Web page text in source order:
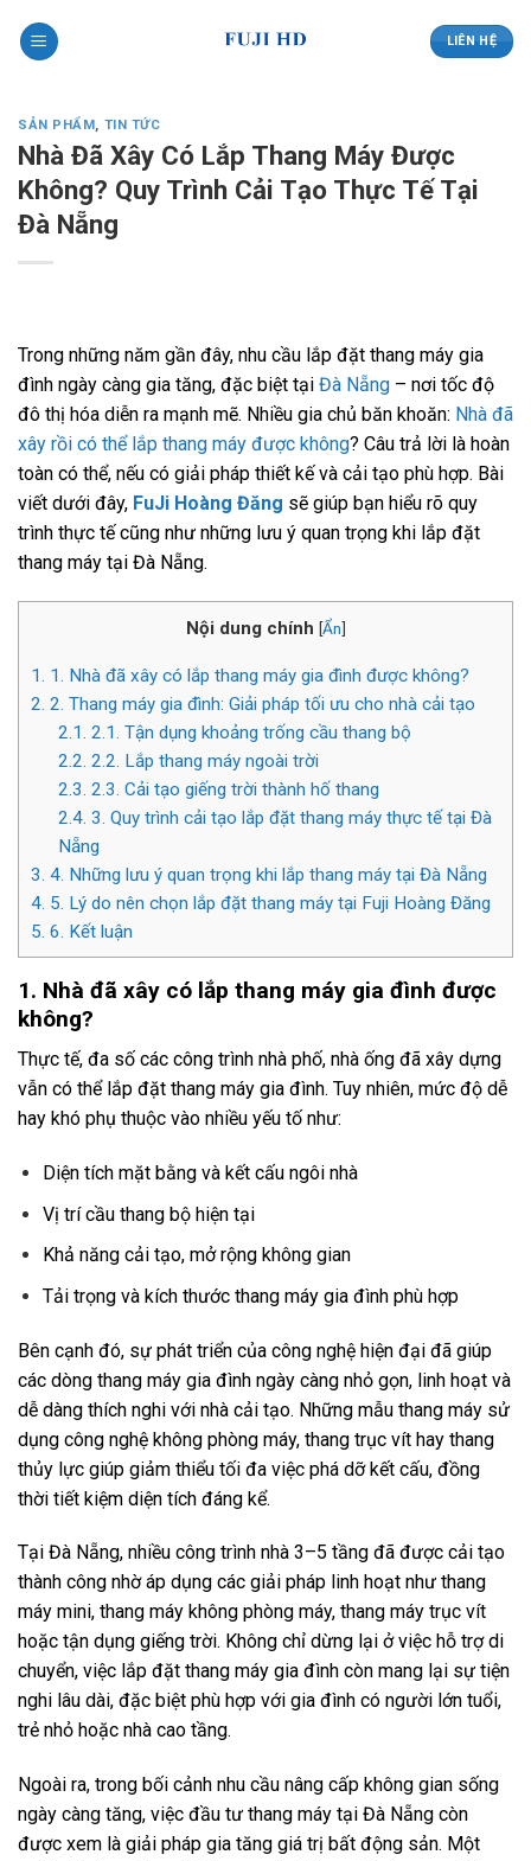
LIÊN HỆ
SẢN PHẨM, TIN TỨC
Nhà Đã Xây Có Lắp Thang Máy Được
Không? Quy Trình Cải Tạo Thực Tế Tại
Đà Nẵng
Trong những năm gần đây, nhu cầu lắp đặt thang máy gia
đình ngày càng gia tăng, đặc biệt tại Đà Nẵng – nơi tốc độ
đô thị hóa diễn ra mạnh mẽ. Nhiều gia chủ băn khoăn: Nhà đã
xây rồi có thể lắp thang máy được không? Câu trả lời là hoàn
toàn có thể, nếu có giải pháp thiết kế và cải tạo phù hợp. Bài
viết dưới đây, FuJi Hoàng Đăng sẽ giúp bạn hiểu rõ quy
trình thực tế cũng như những lưu ý quan trọng khi lắp đặt
thang máy tại Đà Nẵng.
Nội dung chính [Ẩn]
1.
1. Nhà đã xây có lắp thang máy gia đình được không?
2. 2. Thang máy gia đình: Giải pháp tối ưu cho nhà cải tạo
2.1. 2.1. Tận dụng khoảng trống cầu thang bộ
2.2. 2.2. Lắp thang máy ngoài trời
2.3. 2.3. Cải tạo giếng trời thành hố thang
2.4. 3. Quy trình cải tạo lắp đặt thang máy thực tế tại Đà
Nẵng
3. 4. Những lưu ý quan trọng khi lắp thang máy tại Đà Nẵng
4. 5. Lý do nên chọn lắp đặt thang máy tại Fuji Hoàng Đăng
5. 6. Kết luận
1. Nhà đã xây có lắp thang máy gia đình được
không?
Thực tế, đa số các công trình nhà phố, nhà ống đã xây dựng
vẫn có thể lắp đặt thang máy gia đình. Tuy nhiên, mức độ dễ
hay khó phụ thuộc vào nhiều yếu tố như:
Diện tích mặt bằng và kết cấu ngôi nhà
Vị trí cầu thang bộ hiện tại
Khả năng cải tạo, mở rộng không gian
Tải trọng và kích thước thang máy gia đình phù hợp
Bên cạnh đó, sự phát triển của công nghệ hiện đại đã giúp
các dòng thang máy gia đình ngày càng nhỏ gọn, linh hoạt và
dễ dàng thích nghi với nhà cải tạo. Những mẫu thang máy sử
dụng công nghệ không phòng máy, thang trục vít hay thang
thủy lực giúp giảm thiểu tối đa việc phá dỡ kết cấu, đồng
thời tiết kiệm diện tích đáng kể.
Tại Đà Nẵng, nhiều công trình nhà 3–5 tầng đã được cải tạo
thành công nhờ áp dụng các giải pháp linh hoạt như thang
máy mini, thang máy không phòng máy, thang máy trục vít
hoặc tận dụng giếng trời. Không chỉ dừng lại ở việc hỗ trợ di
chuyển, việc lắp đặt thang máy gia đình còn mang lại sự tiện
nghi lâu dài, đặc biệt phù hợp với gia đình có người lớn tuổi,
trẻ nhỏ hoặc nhà cao tầng.
Ngoài ra, trong bối cảnh nhu cầu nâng cấp không gian sống
ngày càng tăng, việc đầu tư thang máy tại Đà Nẵng còn
được xem là giải pháp gia tăng giá trị bất động sản. Một